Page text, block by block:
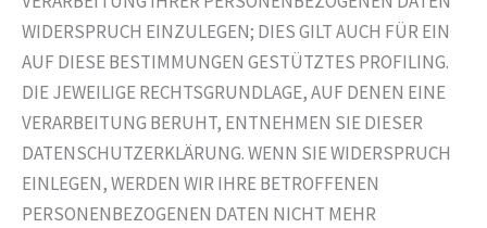
WIDERSPRUCH EINZULEGEN; DIES GILT AUCH FÜR EIN
AUF DIESE BESTIMMUNGEN GESTÜTZTES PROFILING.
DIE JEWEILIGE RECHTSGRUNDLAGE, AUF DENEN EINE
VERARBEITUNG BERUHT, ENTNEHMEN SIE DIESER
DATENSCHUTZERKLÄRUNG. WENN SIE WIDERSPRUCH
EINLEGEN, WERDEN WIR IHRE BETROFFENEN
PERSONENBEZOGENEN DATEN NICHT MEHR